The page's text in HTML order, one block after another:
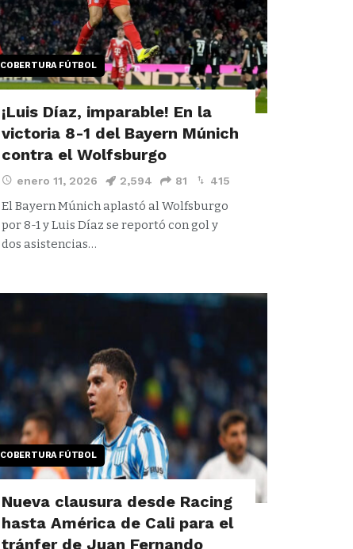
COBERTURA FÚTBOL
¡Luis Díaz, imparable! En la
victoria 8-1 del Bayern Múnich
contra el Wolfsburgo
enero 11, 2026 2,594 81 415
El Bayern Múnich aplastó al Wolfsburgo
por 8-1 y Luis Díaz se reportó con gol y
dos asistencias…
COBERTURA FÚTBOL
Nueva clausura desde Racing
hasta América de Cali para el
tránfer de Juan Fernando